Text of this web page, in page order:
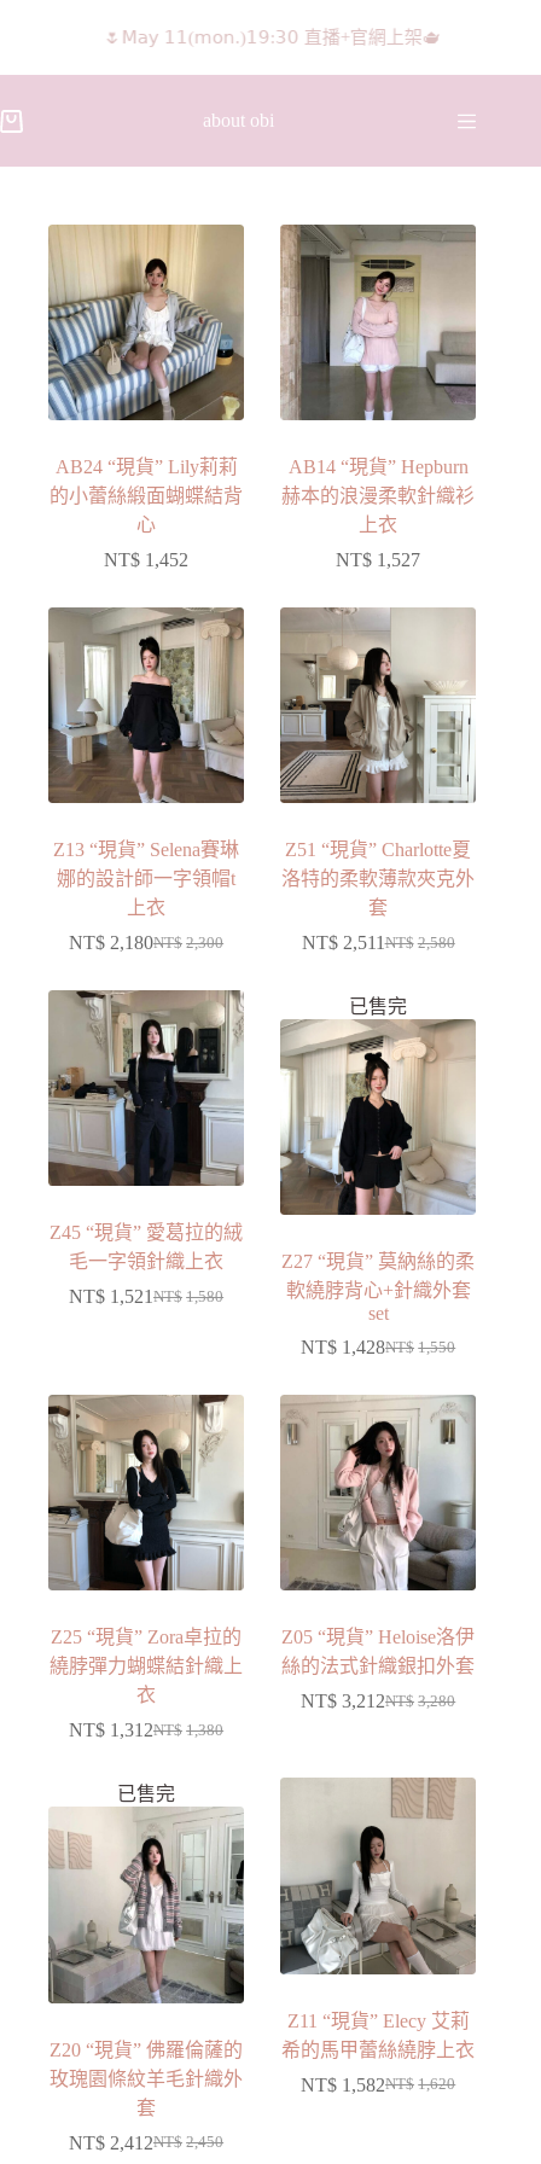
𝖨𝖦 𝖱𝖾𝖾𝗅𝗌影片 隨意留言抽獎🧸🩰
about obi
AB24 “現貨” Lily莉莉
的小蕾絲緞面蝴蝶結背
心
NT$ 1,452
AB14 “現貨” Hepburn
赫本的浪漫柔軟針織衫
上衣
NT$ 1,527
Z13 “現貨” Selena賽琳
娜的設計師一字領帽t
上衣
NT$ 2,300
NT$ 2,180
Z51 “現貨” Charlotte夏
洛特的柔軟薄款夾克外
套
NT$ 2,580
NT$ 2,511
Z45 “現貨” 愛葛拉的絨
毛一字領針織上衣
NT$ 1,580
NT$ 1,521
已售完
Z27 “現貨” 莫納絲的柔
軟繞脖背心+針織外套
set
NT$ 1,550
NT$ 1,428
Z25 “現貨” Zora卓拉的
繞脖彈力蝴蝶結針織上
衣
NT$ 1,380
NT$ 1,312
Z05 “現貨” Heloise洛伊
絲的法式針織銀扣外套
NT$ 3,280
NT$ 3,212
已售完
Z20 “現貨” 佛羅倫薩的
玫瑰園條紋羊毛針織外
套
NT$ 2,450
NT$ 2,412
Z11 “現貨” Elecy 艾莉
希的馬甲蕾絲繞脖上衣
NT$ 1,620
NT$ 1,582